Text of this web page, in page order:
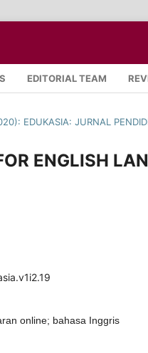
EDITORIAL TEAM
EDUKASIA: JURNAL
ENGLISH
online; bahasa Inggris